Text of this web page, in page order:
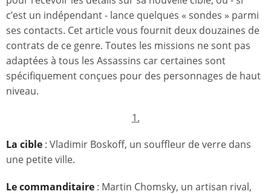
c’est un indépendant - lance quelques « sondes » parmi
ses contacts. Cet article vous fournit deux douzaines de
contrats de ce genre. Toutes les missions ne sont pas
adaptées à tous les Assassins car certaines sont
spécifiquement conçues pour des personnages de haut
niveau.
1.
La cible : Vladimir Boskoff, un souffleur de verre dans
une petite ville.
Le commanditaire : Martin Chomsky, un artisan rival,